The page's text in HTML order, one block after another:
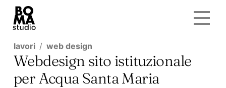
lavori web design
Webdesign sito istituzionale
per Acqua Santa Maria